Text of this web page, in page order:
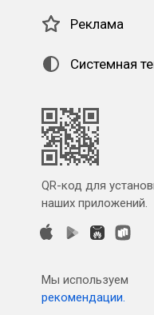
Реклама
Системная
QR-код для
наших приложений.
Мы используем
рекомендации.